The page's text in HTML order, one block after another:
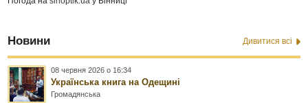
Новини Дивитися всі
08 червня 2026 о 16:34
Українська книга на Одещині
Громадянська